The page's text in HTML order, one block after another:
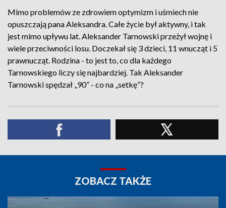
Mimo problemów ze zdrowiem optymizm i uśmiech nie
opuszczają pana Aleksandra. Całe życie był aktywny, i tak
jest mimo upływu lat. Aleksander Tarnowski przeżył wojnę i
wiele przeciwności losu. Doczekał się 3 dzieci, 11 wnucząt i 5
prawnucząt. Rodzina - to jest to, co dla każdego
Tarnowskiego liczy się najbardziej. Tak Aleksander
Tarnowski spędzał „90” - co na „setkę”?
ZOBACZ TAKŻE